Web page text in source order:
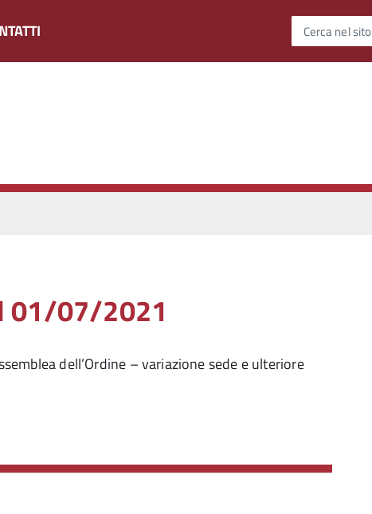
Cerca nel sito
01/07/2021
dell’Ordine – variazione sede e ulteriore